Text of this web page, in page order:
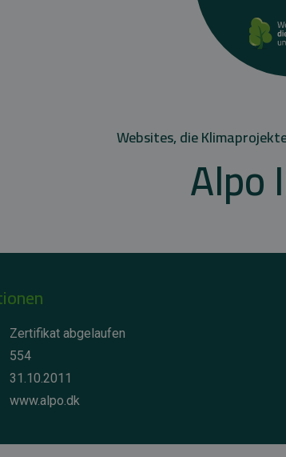
Websites, die
Alpo
Zertifikat abgelaufen
554
31.10.2011
www.alpo.dk